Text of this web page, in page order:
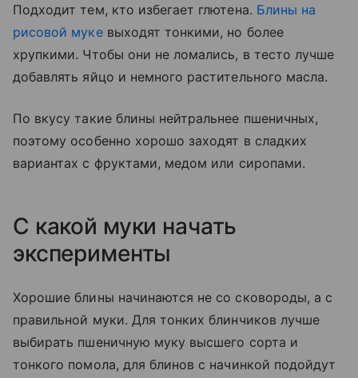
Подходит тем, кто избегает глютена. Блины на
рисовой мукевыходят тонкими, но более
хрупкими. Чтобы они не ломались, в тесто лучше
добавлять яйцо и немного растительного масла.
По вкусу такие блины нейтральнее пшеничных,
поэтому особенно хорошо заходят в сладких
вариантах с фруктами, медом или сиропами.
С какой муки начать
эксперименты
Хорошие блины начинаются не со сковороды, а с
правильной муки. Для тонких блинчиков лучше
выбирать пшеничную муку высшего сорта и
тонкого помола, для блинов с начинкой подойдут